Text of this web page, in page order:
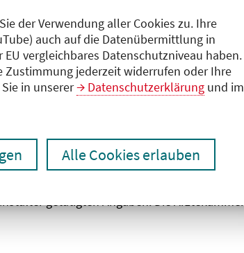
der Verwendung aller Cookies zu. Ihre
auch auf die Datenübermittlung in
vergleichbares Datenschutzniveau haben.
jederzeit widerrufen oder Ihre
in unserer
Datenschutzerklärung und im
Alle Cookies erlauben
getätigten Angaben. Die